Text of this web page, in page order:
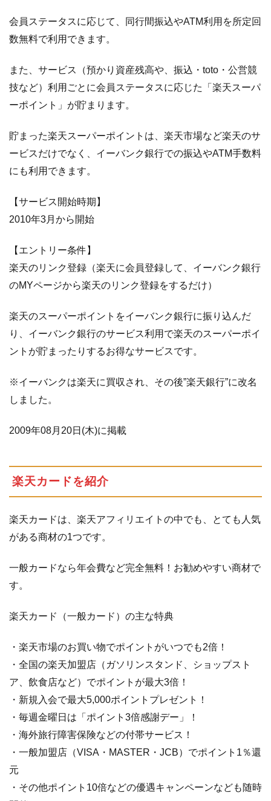
ーケ
ット
ー
利用
料金
値下
会員ステータスに応じて、同行間振込やATM利用を所定回
数無料で利用できます。
また、サービス（預かり資産残高や、振込・toto・公営競
技など）利用ごとに会員ステータスに応じた「楽天スーパ
ーポイント」が貯まります。
貯まった楽天スーパーポイントは、楽天市場など楽天のサ
ービスだけでなく、イーバンク銀行での振込やATM手数料
にも利用できます。
【サービス開始時期】
2010年3月から開始
【エントリー条件】
楽天のリンク登録（楽天に会員登録して、イーバンク銀行
のMYページから楽天のリンク登録をするだけ）
楽天のスーパーポイントをイーバンク銀行に振り込んだ
り、イーバンク銀行のサービス利用で楽天のスーパーポイ
ントが貯まったりするお得なサービスです。
※イーバンクは楽天に買収され、その後”楽天銀行”に改名
しました。
2009年08月20日(木)に掲載
楽天カードを紹介
楽天カードは、楽天アフィリエイトの中でも、とても人気
がある商材の1つです。
一般カードなら年会費など完全無料！お勧めやすい商材で
す。
楽天カード（一般カード）の主な特典
・楽天市場のお買い物でポイントがいつでも2倍！
・全国の楽天加盟店（ガソリンスタンド、ショップスト
ア、飲食店など）でポイントが最大3倍！
・新規入会で最大5,000ポイントプレゼント！
・毎週金曜日は「ポイント3倍感謝デー」！
・海外旅行障害保険などの付帯サービス！
・一般加盟店（VISA・MASTER・JCB）でポイント1％還
元
・その他ポイント10倍などの優遇キャンペーンなども随時